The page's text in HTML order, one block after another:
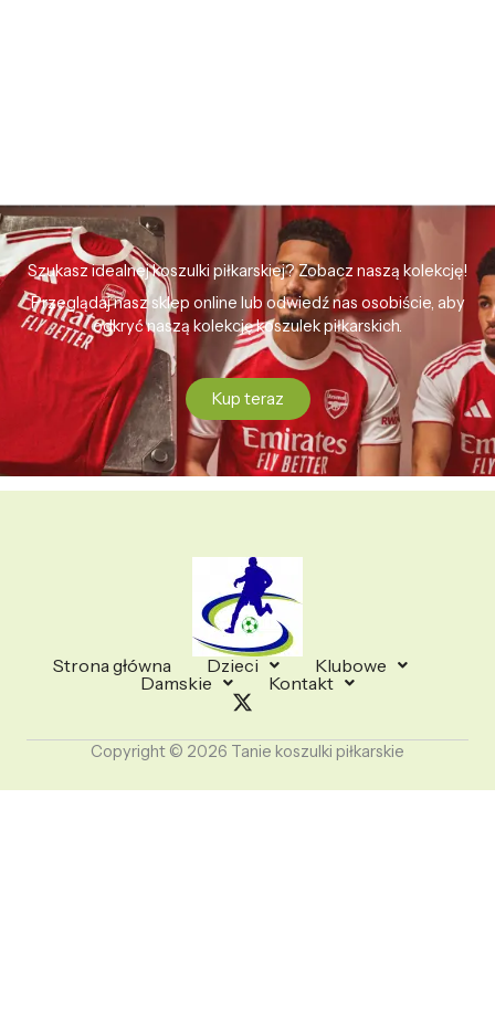
Szukasz idealnej koszulki piłkarskiej? Zobacz naszą kolekcję!
Przeglądaj nasz sklep online lub odwiedź nas osobiście, aby
odkryć naszą kolekcję koszulek piłkarskich.
Kup teraz
Strona główna Dzieci
Klubowe
Damskie
Kontakt
Copyright © 2026 Tanie koszulki piłkarskie